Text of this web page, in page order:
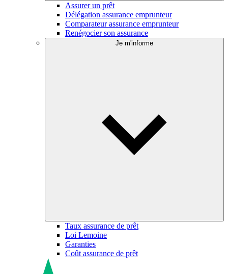
Assurer un prêt
Délégation assurance emprunteur
Comparateur assurance emprunteur
Renégocier son assurance
Je m'informe
Taux assurance de prêt
Loi Lemoine
Garanties
Coût assurance de prêt